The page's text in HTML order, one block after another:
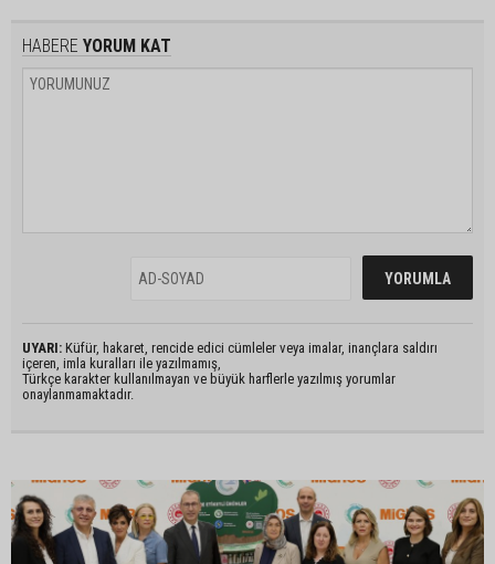
HABERE YORUM KAT
UYARI: Küfür, hakaret, rencide edici cümleler veya imalar, inançlara saldırı
içeren, imla kuralları ile yazılmamış,
Türkçe karakter kullanılmayan ve büyük harflerle yazılmış yorumlar
onaylanmamaktadır.